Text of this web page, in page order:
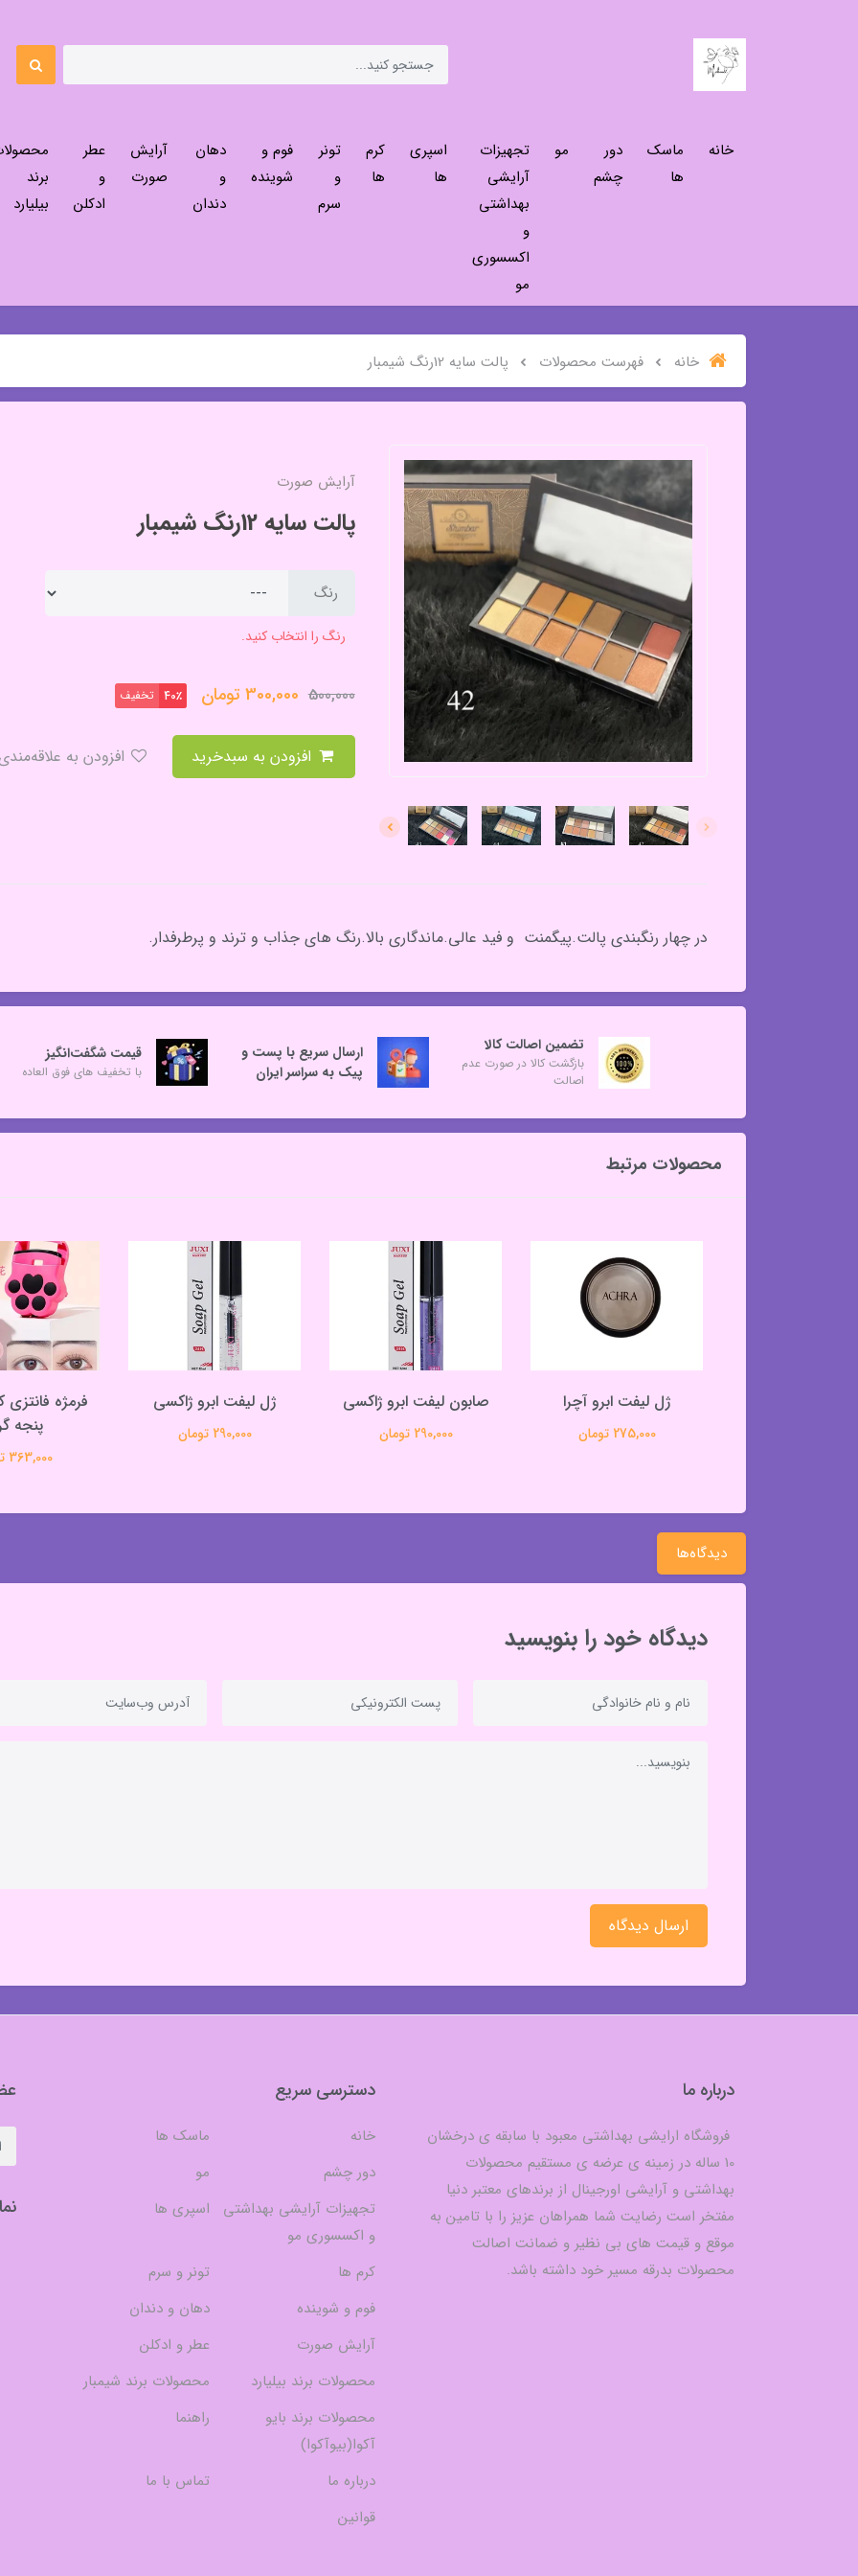
خانه
ماسک
ها
دور
چشم
مو
تجهیزات
آرایشی
بهداشتی
و
اکسسوری
مو
اسپری
ها
کرم
ها
تونر
و
سرم
فوم و
شوینده
دهان
و
دندان
آرایش
صورت
عطر
و
ادکلن
برند
بیلیارد
خانه فهرست محصولات پالت سایه 12رنگ شیمبار
آرایش صورت
پالت سایه 12رنگ شیمبار
رنگ
رنگ را انتخاب کنید.
500,000
300,000تومان 40٪ تخفیف
در چهار رنگبندی پالت.پیگمنت و فید عالی.ماندگاری بالا.رنگ های جذاب و ترند و پرطرفدار.
تضمین اصالت کالا
بازگشت کالا در صورت عدم
اصالت
ارسال سریع با پست و
پیک به سراسر ایران
قیمت شگفت‌انگیز
با تخفیف های فوق العاده
محصولات مرتبط
ژل لیفت ابرو آچرا
275,000 تومان
صابون لیفت ابرو ژاکسی
290,000 تومان
ژل لیفت ابرو ژاکسی
290,000 تومان
فرمژه
پنجه
363,000 تومان
دیدگاه‌ها
دیدگاه خود را بنویسید
ارسال دیدگاه
درباره ما
فروشگاه ارایشی بهداشتی معبود با سابقه ی درخشان
10 ساله در زمینه ی عرضه ی مستقیم محصولات
بهداشتی و آرایشی اورجینال از برندهای معتبر دنیا
مفتخر است رضایت شما همراهان عزیز را با تامین به
موقع و قیمت های بی نظیر و ضمانت اصالت
محصولات بدرقه مسیر خود داشته باشد.
دسترسی سریع
خانه
ماسک ها
دور چشم
مو
تجهیزات آرایشی بهداشتی
و اکسسوری مو
اسپری ها
کرم ها
تونر و سرم
فوم و شوینده
دهان و دندان
آرایش صورت
عطر و ادکلن
محصولات برند بیلیارد
محصولات برند شیمبار
محصولات برند بایو
آکوا(بیوآکوا)
راهنما
درباره ما
تماس با ما
قوانین